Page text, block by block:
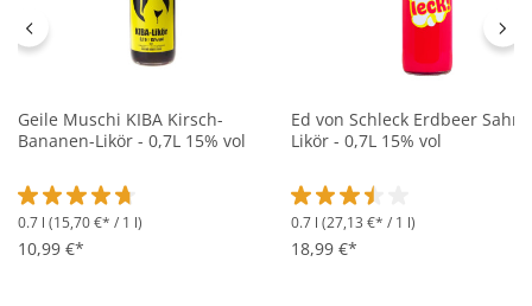
Geile Muschi KIBA Kirsch-
Bananen-Likör - 0,7L 15% vol
Durchschnittliche Bewertung von 4.6 von 5 Sternen
0.7 l (15,70 €* / 1 l)
10,99 €*
Ed von Schleck Erdbeer Sahne
Likör - 0,7L 15% vol
Durchschnittliche
0.7 l (27,13 €* / 1 l)
18,99 €*